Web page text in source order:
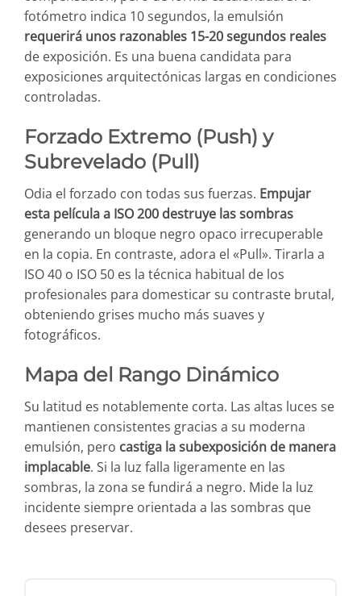
fotómetro indica 10 segundos, la emulsión
requerirá unos razonables 15-20 segundos reales
de exposición. Es una buena candidata para
exposiciones arquitectónicas largas en condiciones
controladas.
Forzado Extremo (Push) y
Subrevelado (Pull)
Odia el forzado con todas sus fuerzas. Empujar
esta película a ISO 200 destruye las sombras
generando un bloque negro opaco irrecuperable
en la copia. En contraste, adora el «Pull». Tirarla a
ISO 40 o ISO 50 es la técnica habitual de los
profesionales para domesticar su contraste brutal,
obteniendo grises mucho más suaves y
fotográficos.
Mapa del Rango Dinámico
Su latitud es notablemente corta. Las altas luces se
mantienen consistentes gracias a su moderna
emulsión, pero castiga la subexposición de manera
implacable. Si la luz falla ligeramente en las
sombras, la zona se fundirá a negro. Mide la luz
incidente siempre orientada a las sombras que
desees preservar.